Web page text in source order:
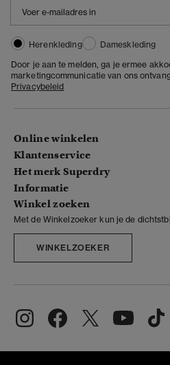
Herenkleding
Dameskleding
Door je aan te melden, ga je ermee
marketingcommunicatie van ons
Privacybeleid
Online winkelen
Klantenservice
Het merk Superdry
Informatie
Winkel zoeken
Met de Winkelzoeker kun je de
WINKELZOEKER